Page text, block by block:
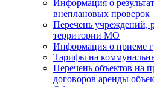
Информация о
внеплановых проверок
Перечень учреждений,
территории МО
Информация о приеме
Тарифы на
Перечень объектов на
договоров аренды